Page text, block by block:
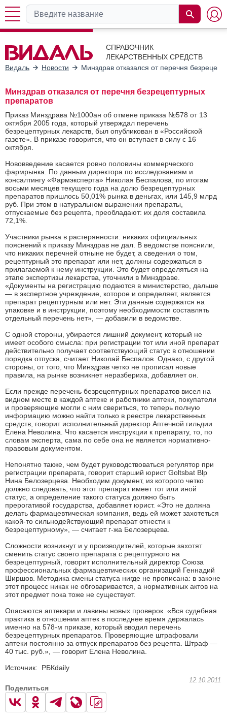
СПРАВОЧНИК
ЛЕКАРСТВЕННЫХ СРЕДСТВ
Видаль
Новости Минздрав отказался от перечня
Минздрав отказался от перечня безрецептурных
препаратов
Приказ Минздрава №1000ан об отмене приказа №578 от 13
октября 2005 года, который утверждал перечень
безрецептурных лекарств, был опубликован в «Российской
газете». В приказе говорится, что он вступает в силу с 16
октября.
Нововведение касается ровно половины коммерческого
фармрынка. По данным директора по исследованиям и
консалтингу «Фармэксперта» Николая Беспалова, по итогам
восьми месяцев текущего года на долю безрецептурных
препаратов пришлось 50,01% рынка в деньгах, или 145,9 млрд
руб. При этом в натуральном выражении препараты,
отпускаемые без рецепта, преобладают: их доля составила
72,1%.
Участники рынка в растерянности: никаких официальных
пояснений к приказу Минздрав не дал. В ведомстве пояснили,
что никаких перечней отныне не будет, а сведения о том,
рецептурный это препарат или нет, должны содержаться в
прилагаемой к нему инструкции. Это будет определяться на
этапе экспертизы лекарства, уточнили в Минздраве.
«Документы на регистрацию подаются в министерство, дальше
— в экспертное учреждение, которое и определяет, является
препарат рецептурным или нет. Эти данные содержатся на
упаковке и в инструкции, поэтому необходимости составлять
отдельный перечень нет», — добавили в ведомстве.
С одной стороны, убирается лишний документ, который не
имеет особого смысла: при регистрации тот или иной препарат
действительно получает соответствующий статус в отношении
порядка отпуска, считает Николай Беспалов. Однако, с другой
стороны, от того, что Минздрав четко не прописал новые
правила, на рынке возникнет неразбериха, добавляет он.
Если прежде перечень безрецептурных препаратов висел на
видном месте в каждой аптеке и работники аптеки, покупатели
и проверяющие могли с ним свериться, то теперь полную
информацию можно найти только в реестре лекарственных
средств, говорит исполнительный директор Аптечной гильдии
Елена Неволина. Что касается инструкции к препарату, то, по
словам эксперта, сама по себе она не является нормативно-
правовым документом.
Непонятно также, чем будет руководствоваться регулятор при
регистрации препарата, говорит старший юрист Goltsbat Blp
Нина Белозерцева. Необходим документ, из которого четко
должно следовать, что этот препарат имеет тот или иной
статус, а определение такого статуса должно быть
прерогативой государства, добавляет юрист. «Это не должна
делать фармацевтическая компания, ведь ей может захотеться
какой-то сильнодействующий препарат отнести к
безрецептурному», — считает г-жа Белозерцева.
Сложности возникнут и у производителей, которые захотят
сменить статус своего препарата с рецептурного на
безрецептурный, говорит исполнительный директор Союза
профессиональных фармацевтических организаций Геннадий
Ширшов. Методика смены статуса нигде не прописана: в законе
этот процесс никак не обговаривается, а нормативных актов на
этот предмет пока тоже не существует.
Опасаются аптекари и лавины новых проверок. «Вся судебная
практика в отношении аптек в последнее время держалась
именно на 578-м приказе, который вводил перечень
безрецептурных препаратов. Проверяющие штрафовали
аптеки постоянно за отпуск препаратов без рецепта. Штраф —
40 тыс. руб.», — говорит Елена Неволина.
Источник: РБКdaily
12.10.2011
Поделиться